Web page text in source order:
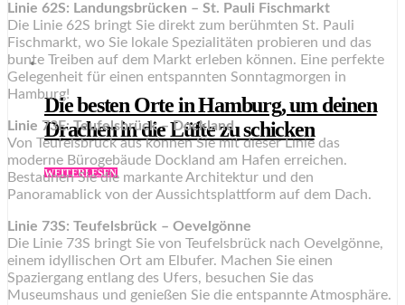
Die besten Orte in Hamburg, um deinen
Drachen in die Lüfte zu schicken
WEITERLESEN
Linie 62S: Landungsbrücken – St. Pauli Fischmarkt
Die Linie 62S bringt Sie direkt zum berühmten St. Pauli
Fischmarkt, wo Sie lokale Spezialitäten probieren und das
bunte Treiben auf dem Markt erleben können. Eine perfekte
Gelegenheit für einen entspannten Sonntagmorgen in
Hamburg!
Linie 73E: Teufelsbrück – Dockland
Von Teufelsbrück aus können Sie mit dieser Linie das
moderne Bürogebäude Dockland am Hafen erreichen.
Bestaunen Sie die markante Architektur und den
Panoramablick von der Aussichtsplattform auf dem Dach.
Linie 73S: Teufelsbrück – Oevelgönne
Die Linie 73S bringt Sie von Teufelsbrück nach Oevelgönne,
einem idyllischen Ort am Elbufer. Machen Sie einen
Spaziergang entlang des Ufers, besuchen Sie das
Museumshaus und genießen Sie die entspannte Atmosphäre.